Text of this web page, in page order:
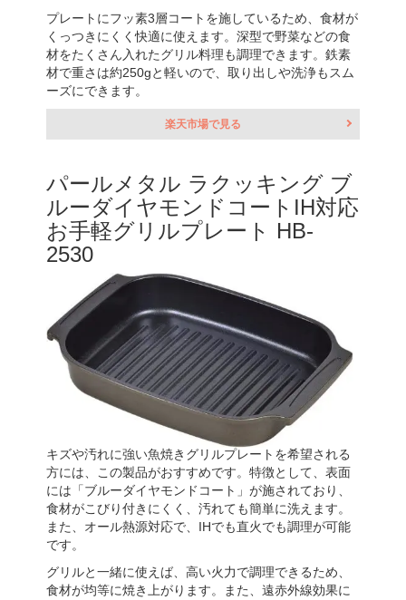
プレートにフッ素3層コートを施しているため、食材が
くっつきにくく快適に使えます。深型で野菜などの食
材をたくさん入れたグリル料理も調理できます。鉄素
材で重さは約250gと軽いので、取り出しや洗浄もスム
ーズにできます。
楽天市場で見る
パールメタル ラクッキング ブ
ルーダイヤモンドコートIH対応
お手軽グリルプレート HB-
2530
キズや汚れに強い魚焼きグリルプレートを希望される
方には、この製品がおすすめです。特徴として、表面
には「ブルーダイヤモンドコート」が施されており、
食材がこびり付きにくく、汚れても簡単に洗えます。
また、オール熱源対応で、IHでも直火でも調理が可能
です。
グリルと一緒に使えば、高い火力で調理できるため、
食材が均等に焼き上がります。また、遠赤外線効果に